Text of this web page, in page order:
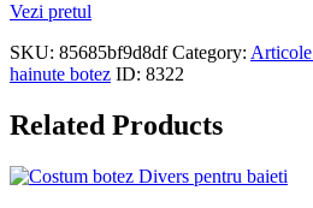
Vezi pretul
SKU: 85685bf9d8df Category:
hainute botez ID: 8322
Related Products